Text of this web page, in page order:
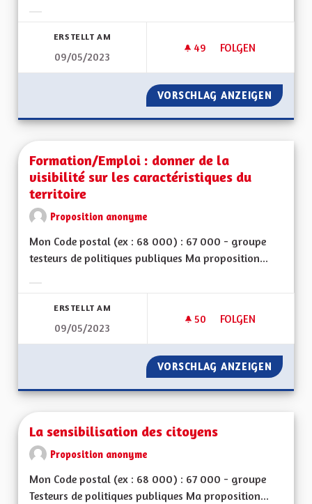
ERSTELLT AM
09/05/2023
49 49 FOLLOWER
FOLGEN
COMMUNICATION
VORSCHLAG ANZEIGEN
Formation/Emploi : donner de la
visibilité sur les caractéristiques du
territoire
Proposition anonyme
Mon Code postal (ex : 68 000) : 67 000 - groupe
testeurs de politiques publiques Ma proposition...
ERSTELLT AM
09/05/2023
50 50 FOLLOWER
FOLGEN
FORMATION/
VORSCHLAG ANZEIGEN
La sensibilisation des citoyens
Proposition anonyme
Mon Code postal (ex : 68 000) : 67 000 - groupe
Testeurs de politiques publiques Ma proposition...